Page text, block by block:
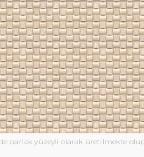
parlak yüzeyli olarak üretilmekte